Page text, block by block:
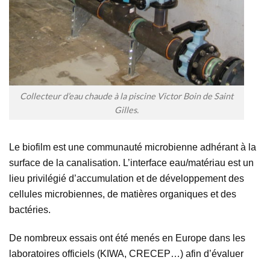
Collecteur d’eau chaude à la piscine Victor Boin de Saint
Gilles.
Le biofilm est une communauté microbienne adhérant à la
surface de la canalisation. L’interface eau/matériau est un
lieu privilégié d’accumulation et de développement des
cellules microbiennes, de matières organiques et des
bactéries.
De nombreux essais ont été menés en Europe dans les
laboratoires officiels (KIWA, CRECEP…) afin d’évaluer